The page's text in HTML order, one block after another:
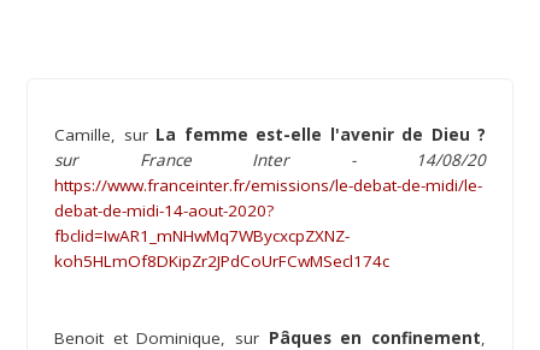
Camille, sur La femme est-elle l'avenir de Dieu ?
sur France Inter - 14/08/20
https://www.franceinter.fr/emissions/le-debat-de-midi/le-
debat-de-midi-14-aout-2020?
fbclid=IwAR1_mNHwMq7WBycxcpZXNZ-
koh5HLmOf8DKipZr2JPdCoUrFCwMSecl174c
Benoit et Dominique, sur Pâques en confinement,